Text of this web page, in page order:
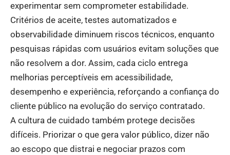
experimentar sem comprometer estabilidade.
Critérios de aceite, testes automatizados e
observabilidade diminuem riscos técnicos, enquanto
pesquisas rápidas com usuários evitam soluções que
não resolvem a dor. Assim, cada ciclo entrega
melhorias perceptíveis em acessibilidade,
desempenho e experiência, reforçando a confiança do
cliente público na evolução do serviço contratado.
A cultura de cuidado também protege decisões
difíceis. Priorizar o que gera valor público, dizer não
ao escopo que distrai e negociar prazos com